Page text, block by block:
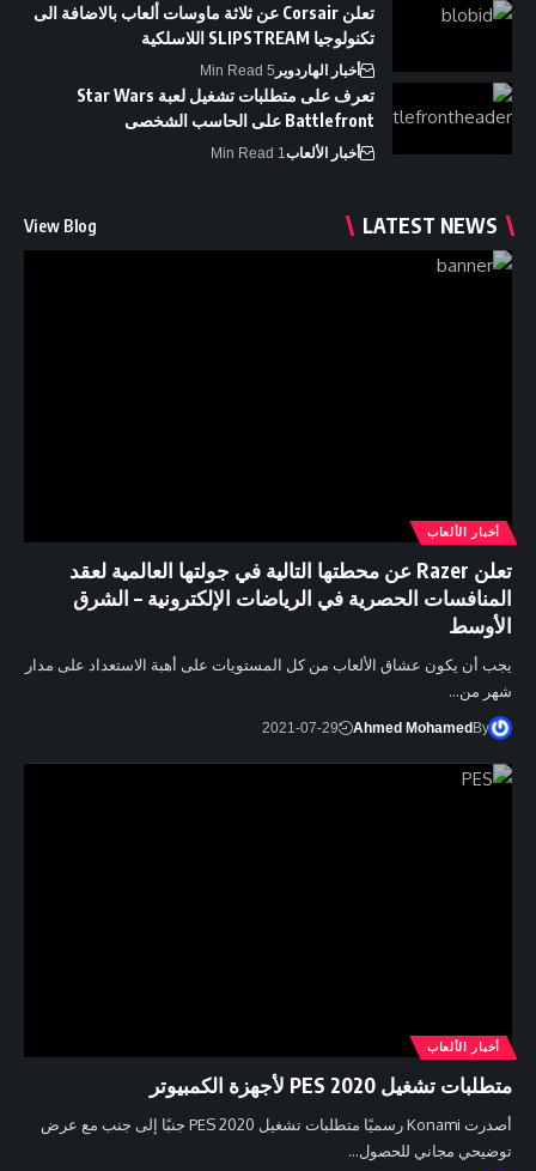
تعلن Corsair عن ثلاثة ماوسات ألعاب بالاضافة الى
تكنولوجيا SLIPSTREAM اللاسلكية
أخبار الهاردوير 5 Min Read
تعرف على متطلبات تشغيل لعبة Star Wars
Battlefront على الحاسب الشخصى
أخبار الألعاب1 Min Read
LATEST NEWS
View Blog
أخبار الألعاب
تعلن Razer عن محطتها التالية في جولتها العالمية لعقد
المنافسات الحصرية في الرياضات الإلكترونية – الشرق
الأوسط
يجب أن يكون عشاق الألعاب من كل المستويات على أهبة الاستعداد على مدار
شهر من…
By
Ahmed Mohamed
2021-07-29
أخبار الألعاب
متطلبات تشغيل PES 2020 لأجهزة الكمبيوتر
أصدرت Konami رسميًا متطلبات تشغيل PES 2020 جنبًا إلى جنب مع عرض
توضيحي مجاني للحصول…